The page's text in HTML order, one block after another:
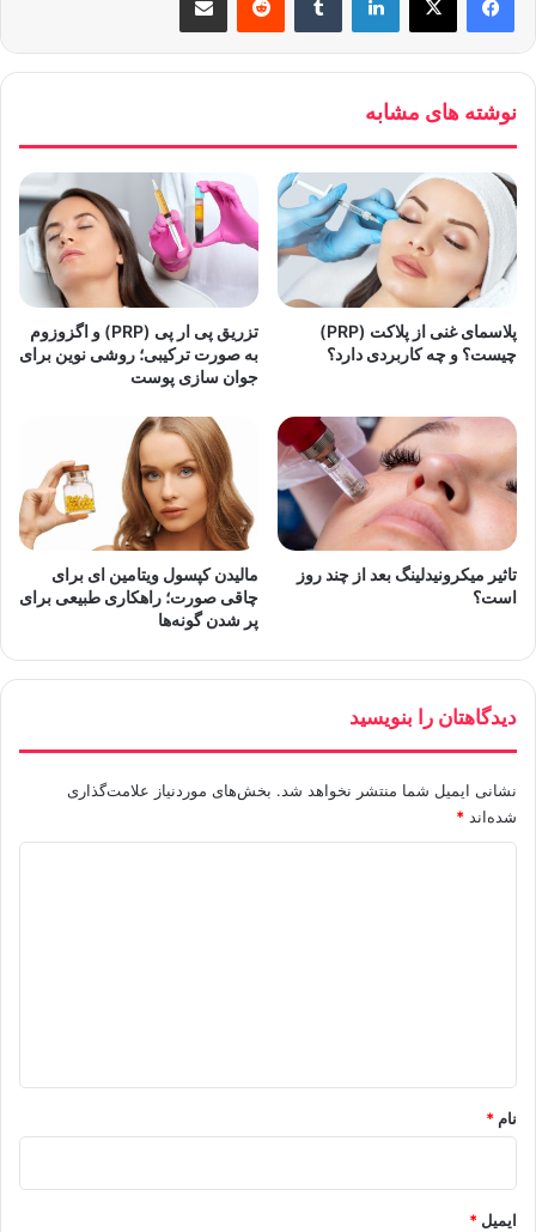
نوشته های مشابه
پلاسمای غنی از پلاکت (PRP)
چیست؟ و چه کاربردی دارد؟
تزریق پی ار پی (PRP) و اگزوزوم
به صورت ترکیبی؛ روشی نوین برای
جوان سازی پوست
تاثیر میکرونیدلینگ بعد از چند روز
است؟
مالیدن کپسول ویتامین ای برای
چاقی صورت؛ راهکاری طبیعی برای
پر شدن گونه‌ها
دیدگاهتان را بنویسید
نشانی ایمیل شما منتشر نخواهد شد. بخش‌های موردنیاز علامت‌گذاری
شده‌اند *
نام *
ایمیل *